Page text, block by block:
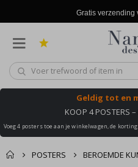
Gratis verzending
Geldig tot en
KOOP 4 POSTERS
Voeg 4 posters toe aan je winkelwagen, de
POSTERS BEROEMDE